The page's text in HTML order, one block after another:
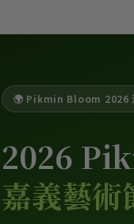
🌍 Pikmin Bloom 2026
2026
嘉義藝術